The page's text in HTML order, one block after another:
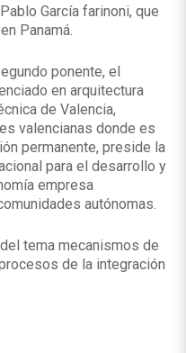
García farinoni, que
Panamá.
ponente, el
en arquitectura
de Valencia,
valencianas donde es
permanente, preside la
para el desarrollo y
empresa
autónomas.
tema mecanismos de
de la integración